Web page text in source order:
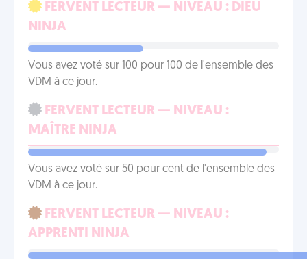
FERVENT LECTEUR — NIVEAU : DIEU
NINJA
Vous avez voté sur 100 pour 100 de l'ensemble des
VDM à ce jour.
FERVENT LECTEUR — NIVEAU :
MAÎTRE NINJA
Vous avez voté sur 50 pour cent de l'ensemble des
VDM à ce jour.
FERVENT LECTEUR — NIVEAU :
APPRENTI NINJA